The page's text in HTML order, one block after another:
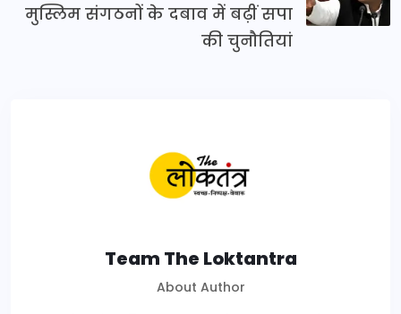
मुस्लिम संगठनों के दबाव में बढ़ीं सपा
की चुनौतियां
Team The Loktantra
About Author